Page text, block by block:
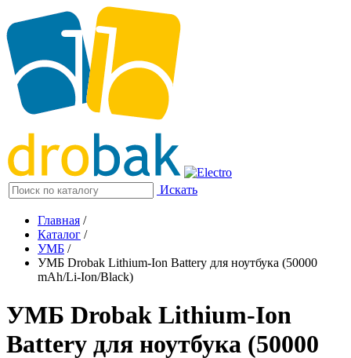
Искать
Главная /
Каталог /
УМБ /
УМБ Drobak Lithium-Ion Battery для ноутбука (50000
mAh/Li-Ion/Black)
УМБ Drobak Lithium-Ion
Battery для ноутбука (50000